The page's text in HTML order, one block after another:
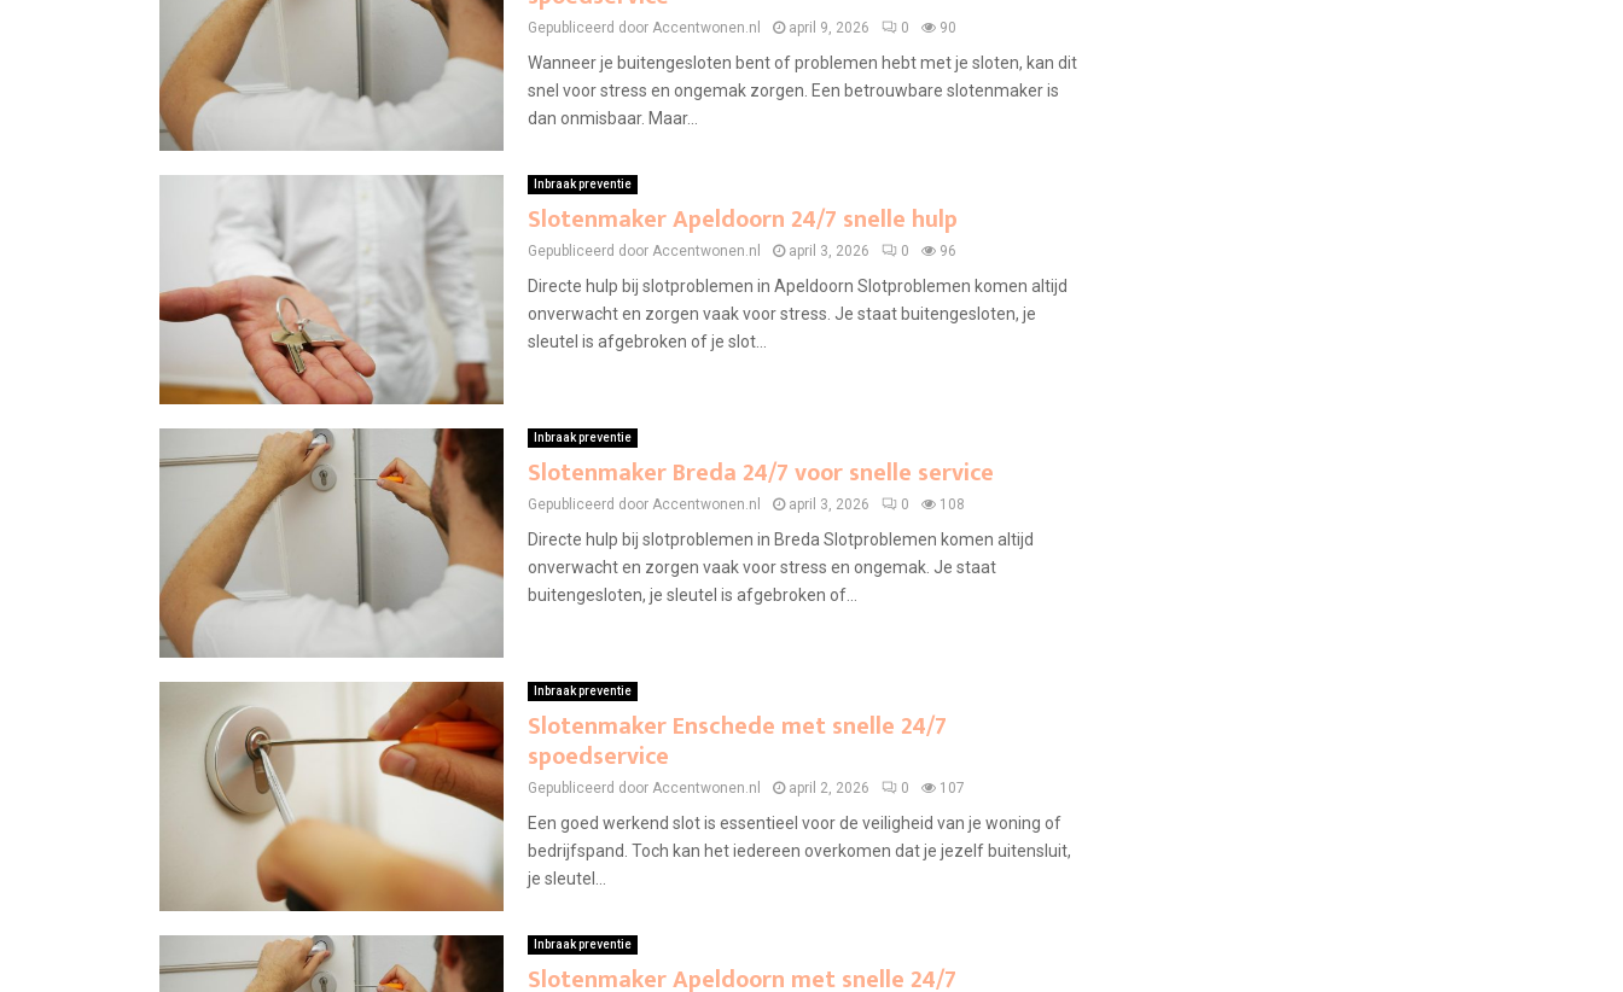
Gepubliceerd door Accentwonen.nl april 9, 2026 0 90
Wanneer je buitengesloten bent of problemen hebt met je sloten, kan dit
snel voor stress en ongemak zorgen. Een betrouwbare slotenmaker is
dan onmisbaar. Maar...
Inbraak preventie
Slotenmaker Apeldoorn 24/7 snelle hulp
Gepubliceerd door Accentwonen.nl april 3, 2026 0 96
Directe hulp bij slotproblemen in Apeldoorn Slotproblemen komen altijd
onverwacht en zorgen vaak voor stress. Je staat buitengesloten, je
sleutel is afgebroken of je slot...
Inbraak preventie
Slotenmaker Breda 24/7 voor snelle service
Gepubliceerd door Accentwonen.nl april 3, 2026 0 108
Directe hulp bij slotproblemen in Breda Slotproblemen komen altijd
onverwacht en zorgen vaak voor stress en ongemak. Je staat
buitengesloten, je sleutel is afgebroken of...
Inbraak preventie
Slotenmaker Enschede met snelle 24/7
spoedservice
Gepubliceerd door Accentwonen.nl april 2, 2026 0 107
Een goed werkend slot is essentieel voor de veiligheid van je woning of
bedrijfspand. Toch kan het iedereen overkomen dat je jezelf buitensluit,
je sleutel...
Inbraak preventie
Slotenmaker Apeldoorn met snelle 24/7